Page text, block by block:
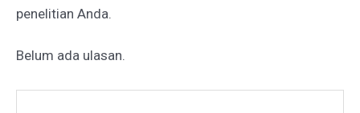
penelitian Anda.
Belum ada ulasan.